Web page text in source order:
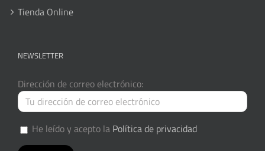
Tienda Online
NEWSLETTER
Dirección de correo electrónico:
He leído y acepto la Política de privacidad